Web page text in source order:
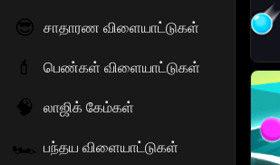
😎 சாதாரண விளையாட்டுகள்
💄 பெண்கள் விளையாட்டுகள்
🧠 லாஜிக் கேம்கள்
🏎️ பந்தய விளையாட்டுகள்